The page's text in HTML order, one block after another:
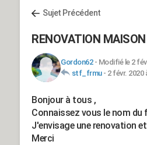
Sujet Précédent
RENOVATION
Gordon62- Modifié le 2
stf_frmu- 2 févr. 2020
Bonjour à tous ,
Connaissez vous le nom du
J'envisage une renovation
Merci